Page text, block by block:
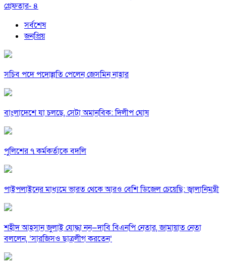
গ্রেফতার- ৪
সর্বশেষ
জনপ্রিয়
সচিব পদে পদোন্নতি পেলেন জেসমিন নাহার
বাংলাদেশে যা চলছে, সেটা অমানবিক: দিলীপ ঘোষ
পুলিশের ৭ কর্মকর্তাকে বদলি
পাইপলাইনের মাধ্যমে ভারত থেকে আরও বেশি ডিজেল চেয়েছি: জ্বালানিমন্ত্রী
শহীদ আহসান জুলাই যোদ্ধা নন—দাবি বিএনপি নেতার, জামায়াত নেতা
বললেন, ‘সারজিসও ছাত্রলীগ করতেন’